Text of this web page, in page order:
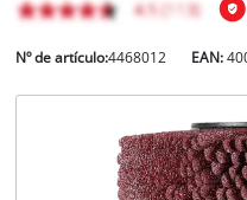
Nº de artículo:4468012 EAN: